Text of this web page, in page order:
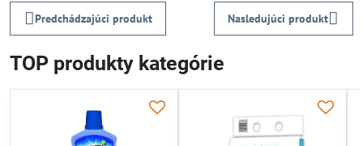
Predchádzajúci produkt Nasledujúci produkt
TOP produkty kategórie